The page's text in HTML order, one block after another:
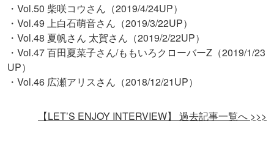
・Vol.50 柴咲コウさん（2019/4/24UP）
・Vol.49 上白石萌音さん（2019/3/22UP）
・Vol.48 夏帆さん 太賀さん（2019/2/22UP）
・Vol.47 百田夏菜子さん/ももいろクローバーZ（2019/1/23
UP）
・Vol.46 広瀬アリスさん（2018/12/21UP）
【LET’S ENJOY INTERVIEW】 過去記事一覧へ >>>